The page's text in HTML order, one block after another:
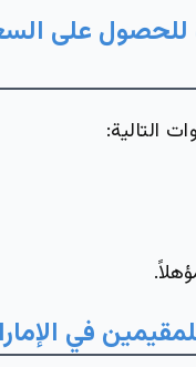
للحصول على
التالية:
في